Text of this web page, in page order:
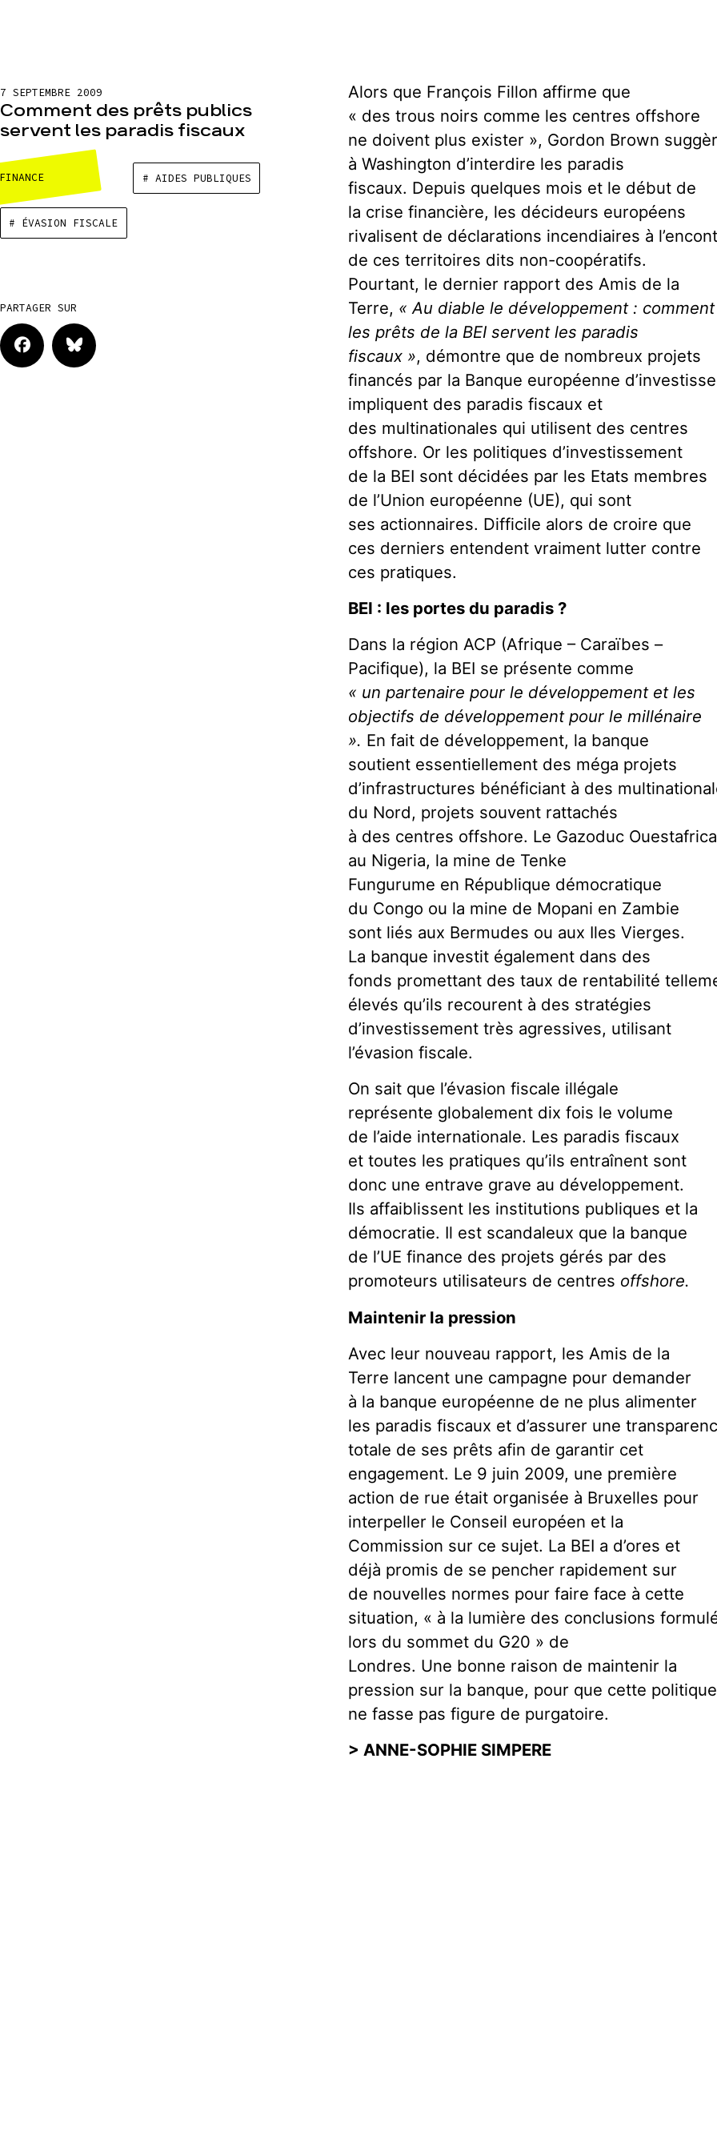
7 SEPTEMBRE 2009
Comment des prêts publics
servent les paradis fiscaux
# AIDES PUBLIQUES
# ÉVASION FISCALE
PARTAGER SUR
Alors que François Fillon affirme que
« des trous noirs comme les centres offshore
ne doivent plus exister », Gordon Brown
à Washington d’interdire les paradis
fiscaux. Depuis quelques mois et le début de
la crise financière, les décideurs européens
rivalisent de déclarations incendiaires à
de ces territoires dits non-coopératifs.
Pourtant, le dernier rapport des Amis de la
Terre, « Au diable le développement : comment
les prêts de la BEI servent les paradis
fiscaux », démontre que de nombreux projets
financés par la Banque européenne
impliquent des paradis fiscaux et
des multinationales qui utilisent des centres
offshore. Or les politiques d’investissement
de la BEI sont décidées par les Etats membres
de l’Union européenne (UE), qui sont
ses actionnaires. Difficile alors de croire que
ces derniers entendent vraiment lutter contre
ces pratiques.
BEI : les portes du paradis ?
Dans la région ACP (Afrique – Caraïbes –
Pacifique), la BEI se présente comme
« un partenaire pour le développement et les
objectifs de développement pour le millénaire
». En fait de développement, la banque
soutient essentiellement des méga projets
d’infrastructures bénéficiant à des
du Nord, projets souvent rattachés
à des centres offshore. Le Gazoduc
au Nigeria, la mine de Tenke
Fungurume en République démocratique
du Congo ou la mine de Mopani en Zambie
sont liés aux Bermudes ou aux Iles Vierges.
La banque investit également dans des
fonds promettant des taux de rentabilité
élevés qu’ils recourent à des stratégies
d’investissement très agressives, utilisant
l’évasion fiscale.
On sait que l’évasion fiscale illégale
représente globalement dix fois le volume
de l’aide internationale. Les paradis fiscaux
et toutes les pratiques qu’ils entraînent sont
donc une entrave grave au développement.
Ils affaiblissent les institutions publiques et la
démocratie. Il est scandaleux que la banque
de l’UE finance des projets gérés par des
promoteurs utilisateurs de centres offshore.
Maintenir la pression
Avec leur nouveau rapport, les Amis de la
Terre lancent une campagne pour demander
à la banque européenne de ne plus alimenter
les paradis fiscaux et d’assurer une
totale de ses prêts afin de garantir cet
engagement. Le 9 juin 2009, une première
action de rue était organisée à Bruxelles pour
interpeller le Conseil européen et la
Commission sur ce sujet. La BEI a d’ores et
déjà promis de se pencher rapidement sur
de nouvelles normes pour faire face à cette
situation, « à la lumière des conclusions
lors du sommet du G20 » de
Londres. Une bonne raison de maintenir la
pression sur la banque, pour que cette politique
ne fasse pas figure de purgatoire.
> ANNE-SOPHIE SIMPERE